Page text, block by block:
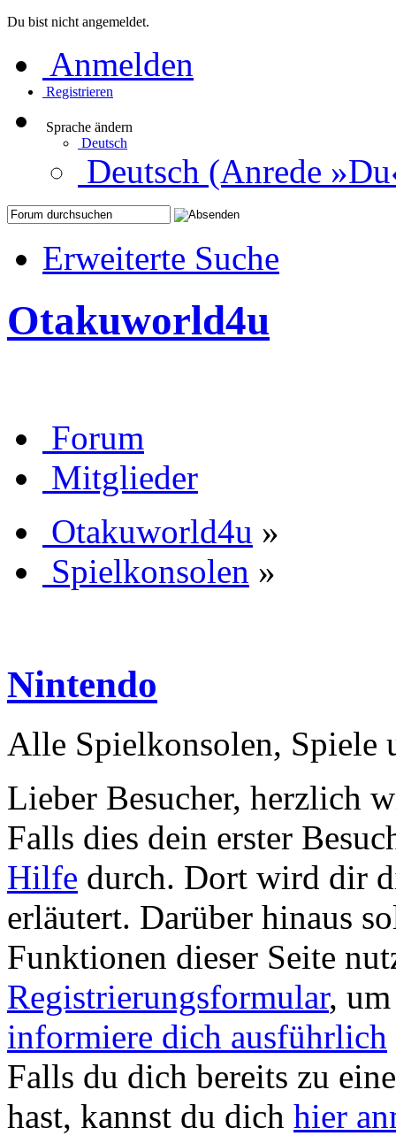
Du bist nicht angemeldet.
Anmelden
Registrieren
Sprache ändern
Deutsch
Deutsch (Anrede
Erweiterte Suche
Otakuworld4u
Forum
Mitglieder
Otakuworld4u »
Spielkonsolen »
Nintendo
Alle Spielkonsolen, Spiele
Lieber Besucher, herzlich
Falls dies dein erster
Hilfe durch. Dort wird dir
erläutert. Darüber hinaus
Funktionen dieser Seite
Registrierungsformular,
informiere dich ausführlich
Falls du dich bereits zu
hast, kannst du dich hier